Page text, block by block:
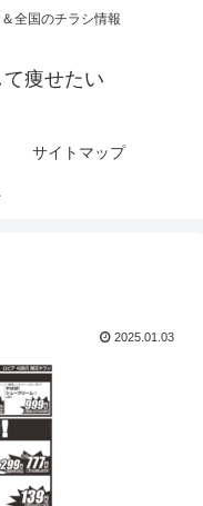
全国のチラシ情報
痩せたい
サイトマップ
2025.01.03